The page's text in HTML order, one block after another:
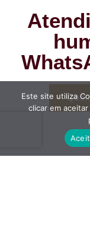
Este site utiliza
clicar em